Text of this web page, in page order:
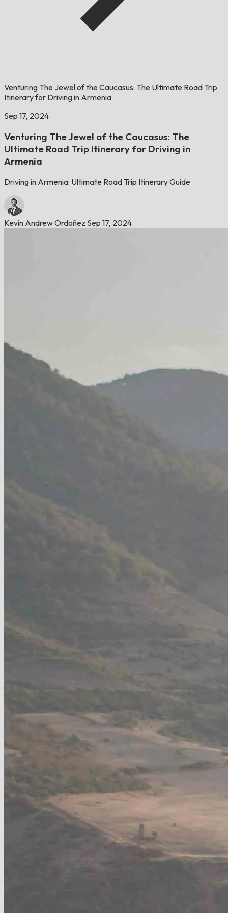
Venturing The Jewel of the Caucasus: The Ultimate Road Trip
Itinerary for Driving in Armenia
Sep 17, 2024
Venturing The Jewel of the Caucasus: The
Ultimate Road Trip Itinerary for Driving in
Armenia
Driving in Armenia: Ultimate Road Trip Itinerary Guide
Kevin Andrew Ordoñez Sep 17, 2024